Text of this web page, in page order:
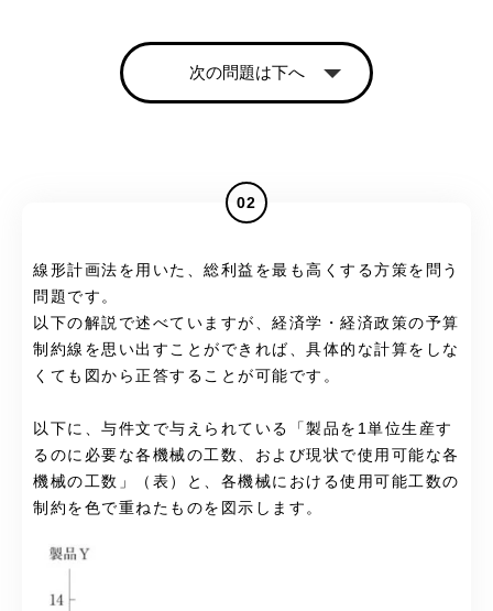
次の問題は下へ
02
線形計画法を用いた、総利益を最も高くする方策を問う
問題です。
以下の解説で述べていますが、 経済学・経済政策の予算
制約線を思い出すことができれば、具体的な計算をしな
くても図から正答することが可能です。
以下に、与件文で与えられている「 製品を1単位生産す
るのに必要な各機械の工数、および現状で使用可能な各
機械の工数」（表）と、各機械における使用可能工数の
制約を色で重ねたものを図示します。